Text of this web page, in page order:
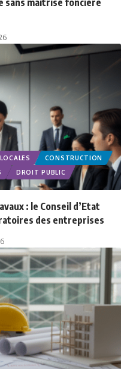
CONSTRUCTION
DROIT PUBLIC
: le Conseil d’Etat
des entreprises